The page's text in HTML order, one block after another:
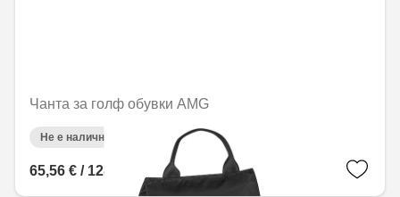
Чанта за голф обувки AMG
Не е налично онлайн
65,56 € / 128,22 лв.